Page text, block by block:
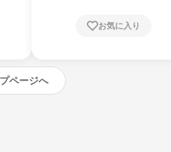
お気に入り
ページへ